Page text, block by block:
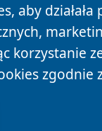
aby
korzystanie
zgodnie
Autorzy